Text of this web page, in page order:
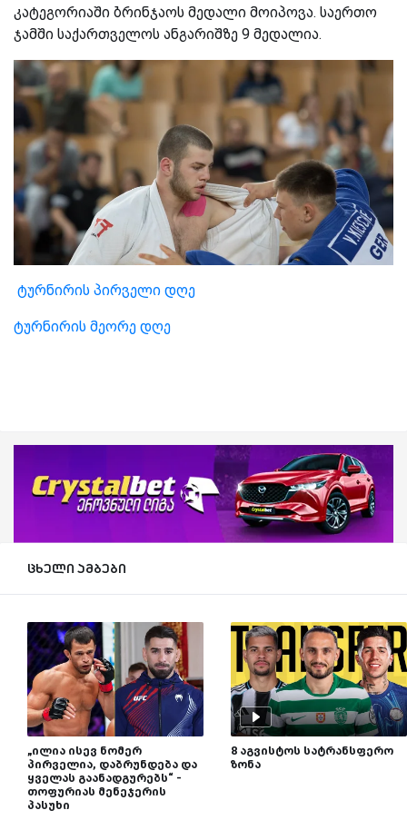
კატეგორიაში ბრინჯაოს მედალი მოიპოვა. საერთო
ჯამში საქართველოს ანგარიშზე 9 მედალია.
ტურნირის პირველი დღე
ტურნირის მეორე დღე
ცხელი ამბები
„ილია ისევ ნომერ
პირველია, დაბრუნდება და
ყველას გაანადგურებს“ -
თოფურიას მენეჯერის
პასუხი
8 აგვისტოს სატრანსფერო
ზონა